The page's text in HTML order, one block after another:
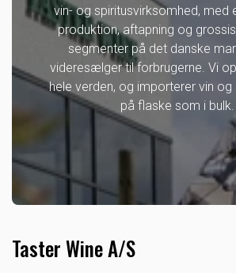
vin- og spiritusvirksomhed, med
produktion, aftapning og
segmenter på det danske
videresælger til forbrugerne. Vi
hele verden, og importerer vin og
på flaske som i bulk.
Taster Wine A/S